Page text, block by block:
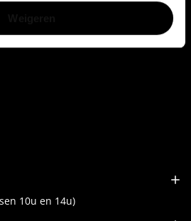
algemene voorwaarden
10u en 14u)